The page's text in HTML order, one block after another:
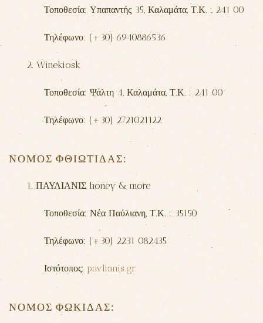
Τοποθεσία: Υπαπαντής 35, Καλαμάτα, Τ.Κ. : 241 00
Τηλέφωνο: (+30) 6940886536
2. Winekiosk
Τοποθεσία: Ψάλτη 4, Καλαμάτα, Τ.Κ. : 241 00
Τηλέφωνο: (+30) 2721021122
ΝΟΜΟΣ ΦΘΙΩΤΙΔΑΣ:
1. ΠΑΥΛΙΑΝΙΣ honey & more
Τοποθεσία: Νέα Παύλιανη, Τ.Κ. : 35150
Τηλέφωνο: (+30) 2231 082435
Ιστότοπος: pavlianis.gr
ΝΟΜΟΣ ΦΩΚΙΔΑΣ: